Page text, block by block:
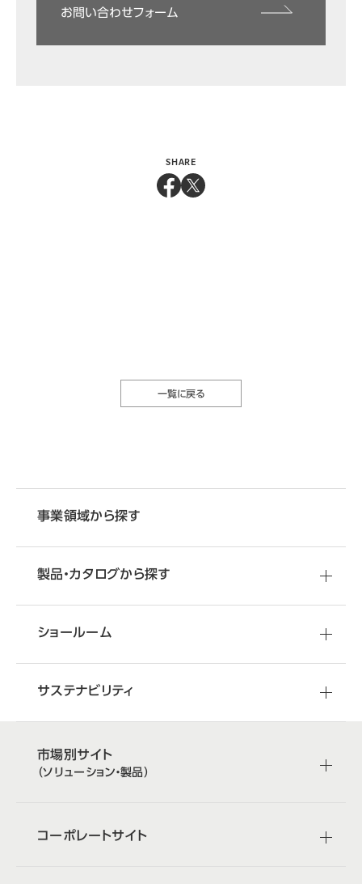
お問い合わせフォーム
SHARE
一覧に戻る
事業領域から探す
製品・カタログから探す
ショールーム
サステナビリティ
市場別サイト
（ソリューション・製品）
コーポレートサイト